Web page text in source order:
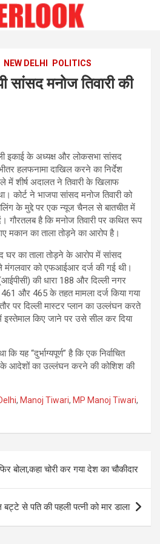
NEW DELHI POLITICS
सांसद मनोज तिवारी की
इकाई के अध्यक्ष और लोकसभा सांसद
हलफनामा दाखिल करने का निर्देश
में शीर्ष अदालत ने तिवारी के खिलाफ
कोर्ट ने भाजपा सांसद मनोज तिवारी को
के मुद्दे पर एक न्यूज चैनल से बातचीत में
गौरतलब है कि मनोज तिवारी पर कथित रूप
मकान का ताला तोड़ने का आरोप है।
घर का ताला तोड़ने के आरोप में सांसद
मंगलवार को एफआईआर दर्ज की गई थी।
(आईपीसी) की धारा 188 और दिल्ली नगर
और 465 के तहत मामला दर्ज किया गया
पर दिल्ली मास्टर प्लान का उल्लंघन करते
किए जाने पर उसे सील कर दिया
यह “दुर्भाग्यपूर्ण” है कि एक निर्वाचित
के आदेशों का उल्लंघन करने की कोशिश की
, Manoj Tiwari, MP Manoj Tiwari,
बोला,कहा चोरी कर गया देश का चौकीदार
से पति की पहली पत्नी को मार डाला